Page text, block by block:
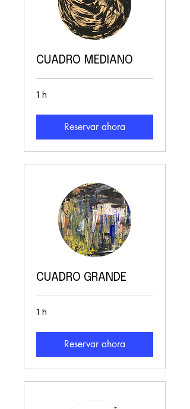
CUADRO MEDIANO
1 h
Reservar ahora
CUADRO GRANDE
1 h
Reservar ahora